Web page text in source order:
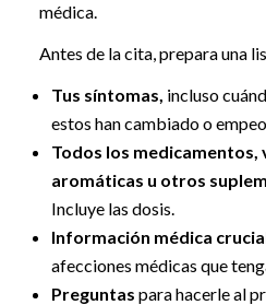
médica.
Antes de la cita, prepara una
Tus síntomas, incluso
estos han cambiado o
Todos los medicamentos,
aromáticas u otros
Incluye las dosis.
Información médica
afecciones médicas que
Preguntas para hacerle al